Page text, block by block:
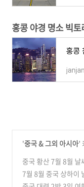
홍콩 야경 명소 빅
'중국 & 그외 아시아'
중국 황산 7월 8월 날씨, 여름 장마 기온 강수량
여행 옷차림 준비물
7월 8월 중국 상하이
여름 성수기 옷차림